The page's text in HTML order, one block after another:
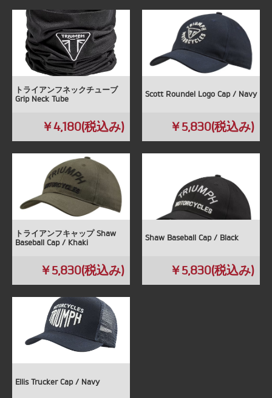
トライアンフネックチューブ
Grip Neck Tube
￥4,180(税込み)
Scott Roundel Logo Cap / Navy
￥5,830(税込み)
トライアンフキャップ Shaw
Baseball Cap / Khaki
￥5,830(税込み)
Shaw Baseball Cap / Black
￥5,830(税込み)
Ellis Trucker Cap / Navy